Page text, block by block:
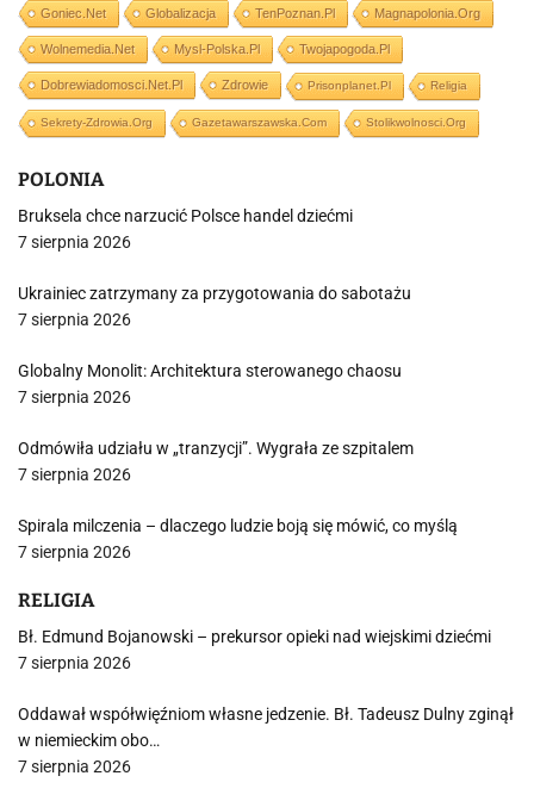
Goniec.net Globalizacja TenPoznan.pl Magnapolonia.org
Wolnemedia.net Mysl-Polska.pl Twojapogoda.pl
Dobrewiadomosci.net.pl Zdrowie Prisonplanet.pl Religia
Sekrety-Zdrowia.org Gazetawarszawska.com Stolikwolnosci.org
POLONIA
Bruksela chce narzucić Polsce handel dziećmi
7 sierpnia 2026
Ukrainiec zatrzymany za przygotowania do sabotażu
7 sierpnia 2026
Globalny Monolit: Architektura sterowanego chaosu
7 sierpnia 2026
Odmówiła udziału w „tranzycji”. Wygrała ze szpitalem
7 sierpnia 2026
Spirala milczenia – dlaczego ludzie boją się mówić, co myślą
7 sierpnia 2026
RELIGIA
Bł. Edmund Bojanowski – prekursor opieki nad wiejskimi dziećmi
7 sierpnia 2026
Oddawał współwięźniom własne jedzenie. Bł. Tadeusz Dulny zginął
w niemieckim obo…
7 sierpnia 2026